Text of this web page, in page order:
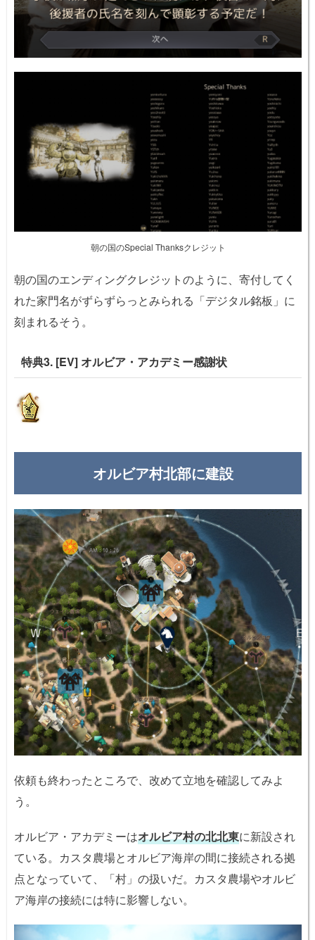
朝の国のSpecial Thanksクレジット
朝の国のエンディングクレジットのように、寄付してく
れた家門名がずらずらっとみられる「デジタル銘板」に
刻まれるそう。
特典3. [EV] オルビア・アカデミー感謝状
オルビア村北部に建設
依頼も終わったところで、改めて立地を確認してみよ
う。
オルビア・アカデミーはオルビア村の北北東に新設され
ている。カスタ農場とオルビア海岸の間に接続される拠
点となっていて、「村」の扱いだ。カスタ農場やオルビ
ア海岸の接続には特に影響しない。